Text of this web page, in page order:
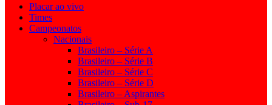
Placar ao vivo
Times
Campeonatos
Nacionais
Brasileiro – Série A
Brasileiro – Série B
Brasileiro – Série C
Brasileiro – Série D
Brasileiro – Aspirantes